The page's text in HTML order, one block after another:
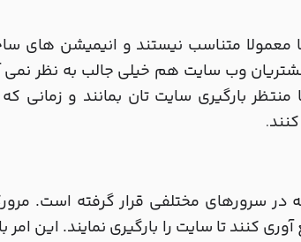
معمولا متناسب نیستند و انیمیشن های
وب سایت هم خیلی جالب به نظر نمی
منتظر بارگیری سایت تان بمانند و زمانی
.
سرورهای مختلفی قرار گرفته است.
کنند تا سایت را بارگیری نمایند. این